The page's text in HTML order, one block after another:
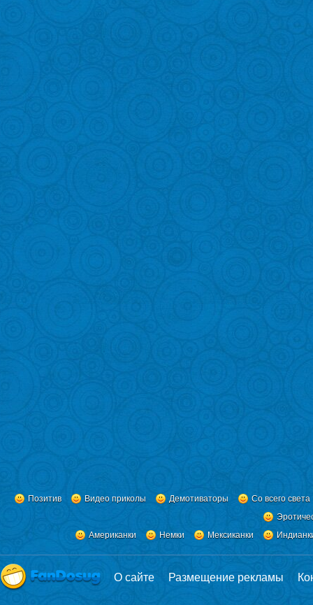
Позитив Видео приколы Демотиваторы
Со всего света
Американки
Немки Мексиканки
О сайте Размещение рекламы